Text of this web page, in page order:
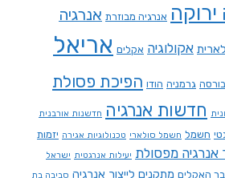
ירוקה אנרגיה מבוזרת אנרגיה
אקולוגיה אקלים אריאל
גרמניה הודו הפיכת פסולת
חדשות אנרגיה חדשנות אורבנית
חשמל חשמל סולארי טכנולוגיות אגירה יזמות
אנרגיה מפסולת יעילות אנרגטית ישראל
האקלים מתקנים לייצור אנרגיה סביבה בת